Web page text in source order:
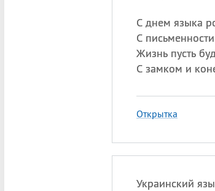
С днем языка
С
Жизнь пусть
С замком и
Открытка
Украинский